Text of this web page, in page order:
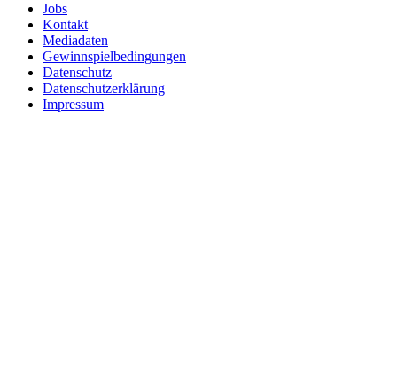
Jobs
Kontakt
Mediadaten
Gewinnspielbedingungen
Datenschutz
Datenschutzerklärung
Impressum